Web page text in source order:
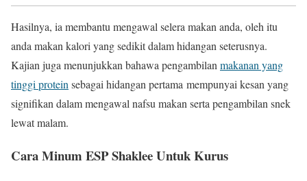
Hasilnya, ia membantu mengawal selera makan anda, oleh itu
anda makan kalori yang sedikit dalam hidangan seterusnya.
Kajian juga menunjukkan bahawa pengambilan makanan yang
tinggi protein sebagai hidangan pertama mempunyai kesan yang
signifikan dalam mengawal nafsu makan serta pengambilan snek
lewat malam.
Cara Minum ESP Shaklee Untuk Kurus